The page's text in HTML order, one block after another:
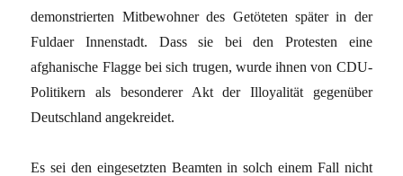
demonstrierten Mitbewohner des Getöteten später in der
Fuldaer Innenstadt. Dass sie bei den Protesten eine
afghanische Flagge bei sich trugen, wurde ihnen von CDU-
Politikern als besonderer Akt der Illoyalität gegenüber
Deutschland angekreidet.
Es sei den eingesetzten Beamten in solch einem Fall nicht